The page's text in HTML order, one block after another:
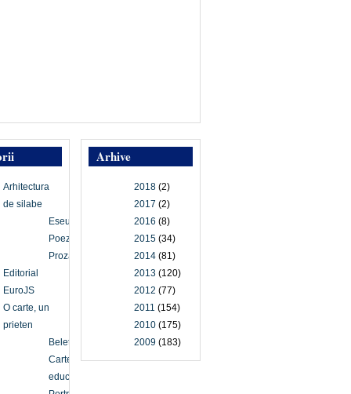
Arhive
2018 (2)
2017 (2)
2016 (8)
2015 (34)
2014 (81)
2013 (120)
2012 (77)
2011 (154)
2010 (175)
2009 (183)
Arhitectura
de silabe
Eseu
Poezie
Proză
Editorial
EuroJS
O carte, un
prieten
Beletristică
Carte
educațională